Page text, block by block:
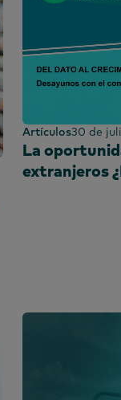
Artículos30 de
La
extranjeros